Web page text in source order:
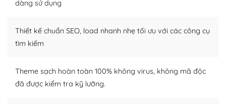
– Sở hữu một cộng đồng lớn, sẵn sàng hỗ trợ
khổng lồ được kiểm duyệt bởi các nhân viên và những
người cuồng tín WordPress.
dàng sử dụng
Thiết kế chuẩn SEO, load nhanh nhẹ tối ưu với các công cụ
tìm kiếm
Theme sạch hoàn toàn 100% không virus, không mã độc
đã được kiểm tra kỹ lưỡng.